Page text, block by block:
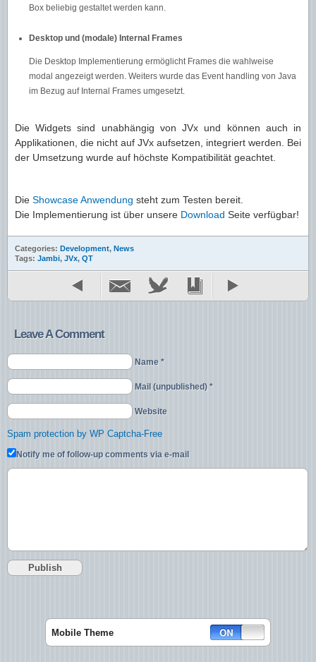
Box beliebig gestaltet werden kann.
Desktop und (modale) Internal Frames
Die Desktop Implementierung ermöglicht Frames die wahlweise
modal angezeigt werden. Weiters wurde das Event handling von Java
im Bezug auf Internal Frames umgesetzt.
Die Widgets sind unabhängig von JVx und können auch in
Applikationen, die nicht auf JVx aufsetzen, integriert werden. Bei
der Umsetzung wurde auf höchste Kompatibilität geachtet.
Die Showcase Anwendung steht zum Testen bereit.
Die Implementierung ist über unsere Download Seite verfügbar!
Categories: Development, News
Tags: Jambi, JVx, QT
Leave A Comment
Name *
Mail (unpublished) *
Website
Spam protection by WP Captcha-Free
Notify me of follow-up comments via e-mail
Mobile Theme